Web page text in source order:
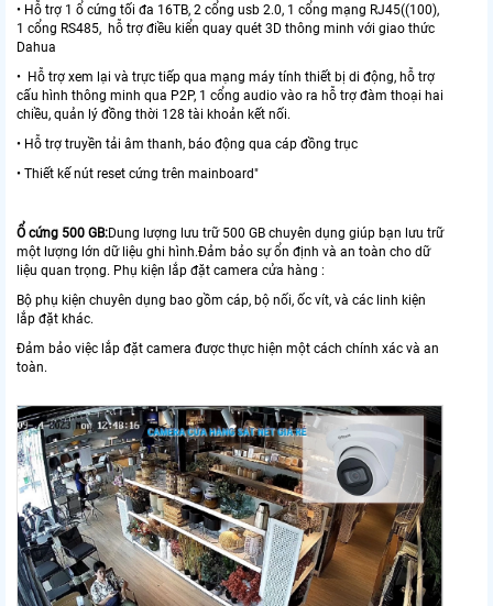
• Hỗ trợ 1 ổ cứng tối đa 16TB, 2 cổng usb 2.0, 1 cổng mạng RJ45((100),
1 cổng RS485, hỗ trợ điều kiển quay quét 3D thông minh với giao thức
Dahua
• Hỗ trợ xem lại và trực tiếp qua mạng máy tính thiết bị di động, hỗ trợ
cấu hình thông minh qua P2P, 1 cổng audio vào ra hỗ trợ đàm thoại hai
chiều, quản lý đồng thời 128 tài khoản kết nối.
• Hỗ trợ truyền tải âm thanh, báo động qua cáp đồng trục
• Thiết kế nút reset cứng trên mainboard"
Ổ cứng 500 GB:Dung lượng lưu trữ 500 GB chuyên dụng giúp bạn lưu trữ
một lượng lớn dữ liệu ghi hình.Đảm bảo sự ổn định và an toàn cho dữ
liệu quan trọng. Phụ kiện lắp đặt camera cửa hàng :
Bộ phụ kiện chuyên dụng bao gồm cáp, bộ nối, ốc vít, và các linh kiện
lắp đặt khác.
Đảm bảo việc lắp đặt camera được thực hiện một cách chính xác và an
toàn.